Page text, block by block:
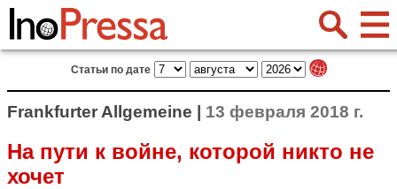
Статьи по дате
Frankfurter Allgemeine | 13 февраля 2018 г.
На пути к войне, которой никто не
хочет